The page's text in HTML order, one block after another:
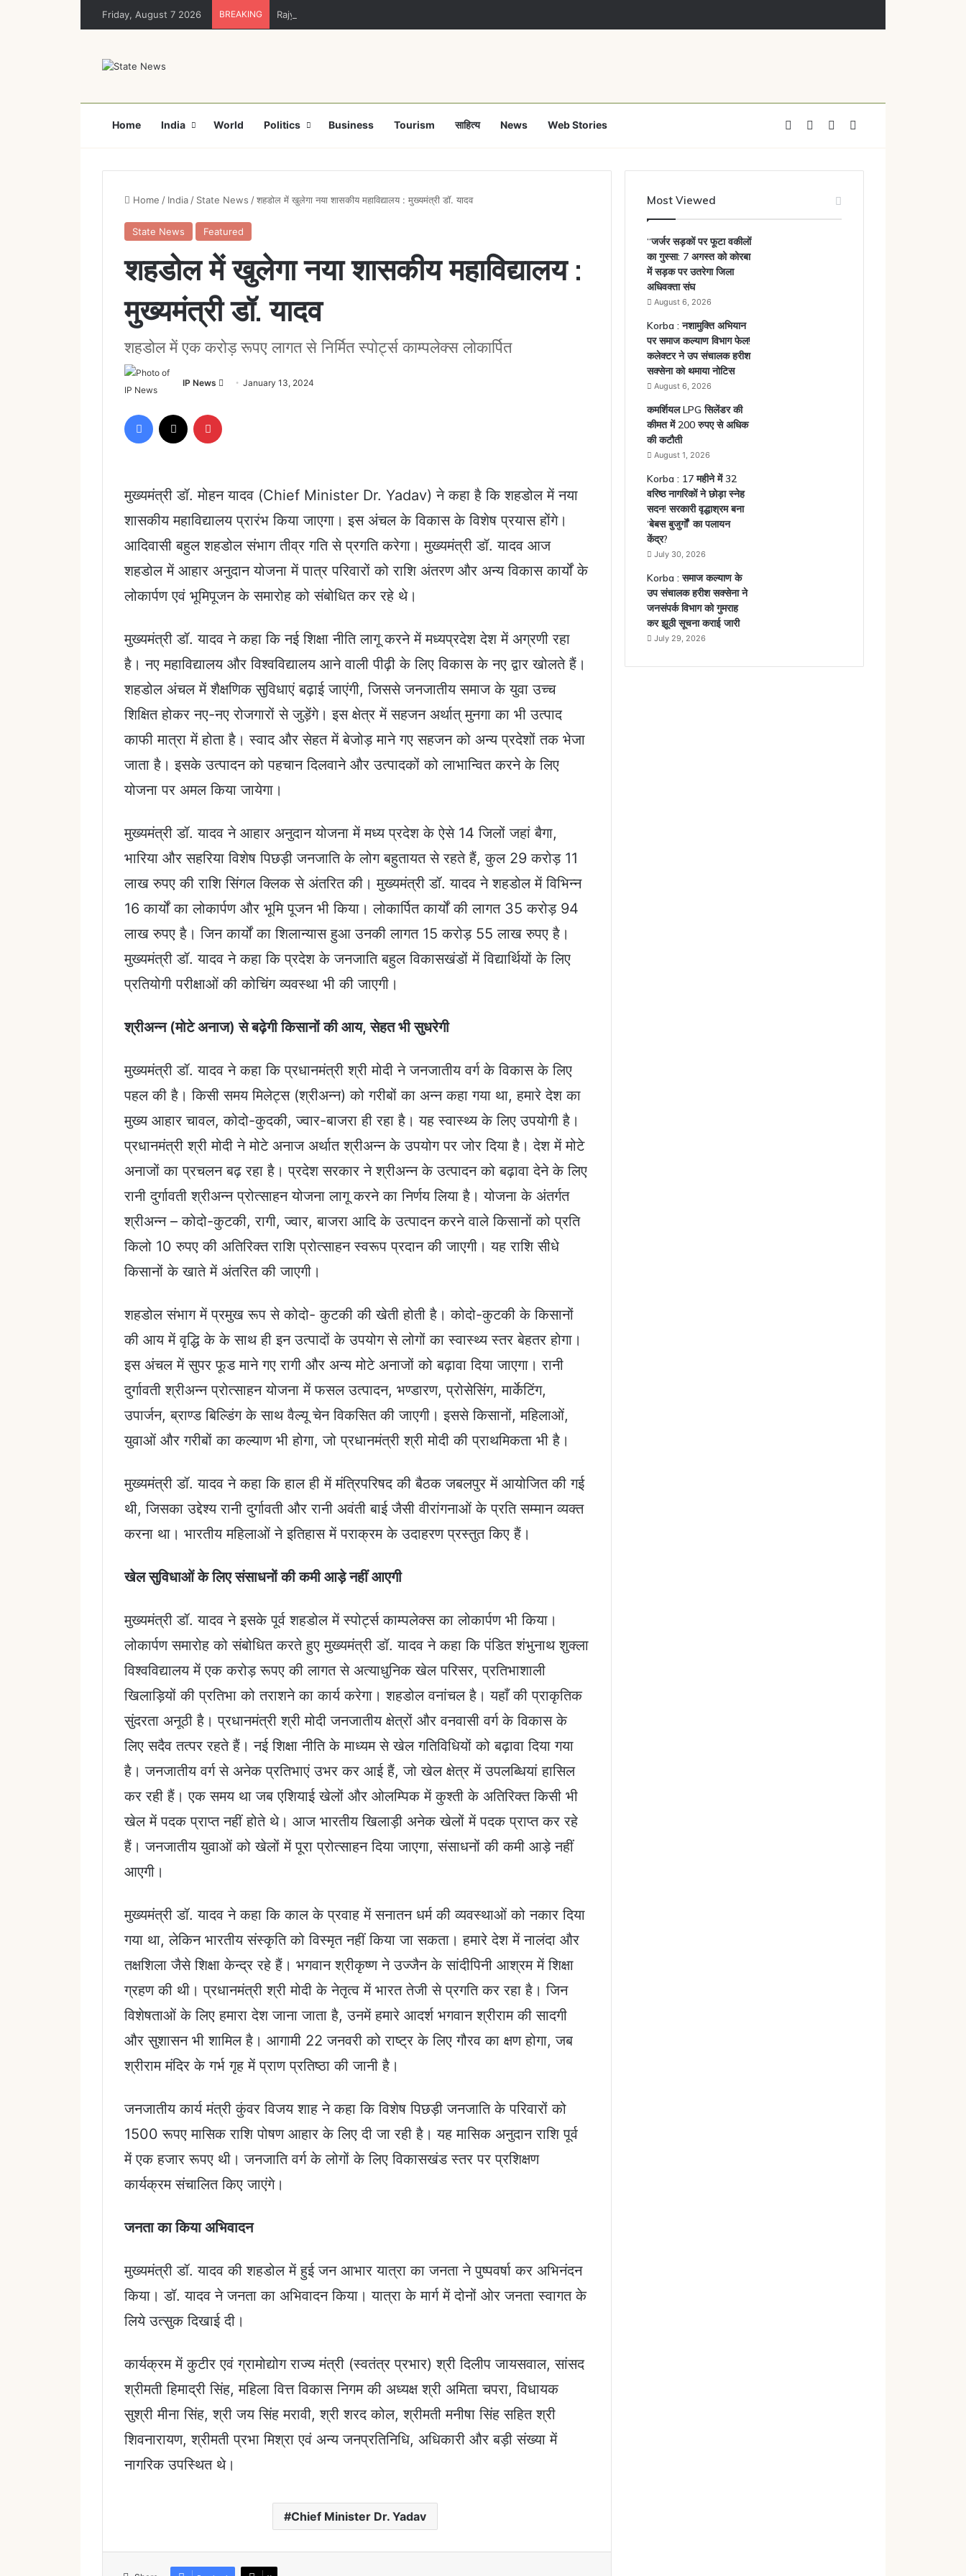
Friday, August 7 2026 BREAKING Rajya Sabha clears Appropriation Bill for expenditure of ₹54,067 crore
Home India World Politics Business Tourism साहित्य News Web Stories Facebook YouTube
Home / India / State News /शहडोल में खुलेगा नया शासकीय महाविद्यालय : मुख्यमंत्री डॉ. यादव
State News Featured
शहडोल में खुलेगा नया शासकीय महाविद्यालय :
मुख्यमंत्री डॉ. यादव
शहडोल में एक करोड़ रूपए लागत से निर्मित स्पोर्ट्स काम्पलेक्स लोकार्पित
IP News January 13, 2024
Facebook
मुख्यमंत्री डॉ. मोहन यादव (Chief Minister Dr. Yadav) ने कहा है कि शहडोल में नया
शासकीय महाविद्यालय प्रारंभ किया जाएगा। इस अंचल के विकास के विशेष प्रयास होंगे।
आदिवासी बहुल शहडोल संभाग तीव्र गति से प्रगति करेगा। मुख्यमंत्री डॉ. यादव आज
शहडोल में आहार अनुदान योजना में पात्र परिवारों को राशि अंतरण और अन्य विकास कार्यों के
लोकार्पण एवं भूमिपूजन के समारोह को संबोधित कर रहे थे।
मुख्यमंत्री डॉ. यादव ने कहा कि नई शिक्षा नीति लागू करने में मध्यप्रदेश देश में अग्रणी रहा
है। नए महाविद्यालय और विश्वविद्यालय आने वाली पीढ़ी के लिए विकास के नए द्वार खोलते हैं।
शहडोल अंचल में शैक्षणिक सुविधाएं बढ़ाई जाएंगी, जिससे जनजातीय समाज के युवा उच्च
शिक्षित होकर नए-नए रोजगारों से जुड़ेंगे। इस क्षेत्र में सहजन अर्थात् मुनगा का भी उत्पाद
काफी मात्रा में होता है। स्वाद और सेहत में बेजोड़ माने गए सहजन को अन्य प्रदेशों तक भेजा
जाता है। इसके उत्पादन को पहचान दिलवाने और उत्पादकों को लाभान्वित करने के लिए
योजना पर अमल किया जायेगा।
मुख्यमंत्री डॉ. यादव ने आहार अनुदान योजना में मध्य प्रदेश के ऐसे 14 जिलों जहां बैगा,
भारिया और सहरिया विशेष पिछड़ी जनजाति के लोग बहुतायत से रहते हैं, कुल 29 करोड़ 11
लाख रुपए की राशि सिंगल क्लिक से अंतरित की। मुख्यमंत्री डॉ. यादव ने शहडोल में विभिन्न
16 कार्यों का लोकार्पण और भूमि पूजन भी किया। लोकार्पित कार्यों की लागत 35 करोड़ 94
लाख रुपए है। जिन कार्यों का शिलान्यास हुआ उनकी लागत 15 करोड़ 55 लाख रुपए है।
मुख्यमंत्री डॉ. यादव ने कहा कि प्रदेश के जनजाति बहुल विकासखंडों में विद्यार्थियों के लिए
प्रतियोगी परीक्षाओं की कोचिंग व्यवस्था भी की जाएगी।
श्रीअन्न (मोटे अनाज) से बढ़ेगी किसानों की आय, सेहत भी सुधरेगी
मुख्यमंत्री डॉ. यादव ने कहा कि प्रधानमंत्री श्री मोदी ने जनजातीय वर्ग के विकास के लिए
पहल की है। किसी समय मिलेट्स (श्रीअन्न) को गरीबों का अन्न कहा गया था, हमारे देश का
मुख्य आहार चावल, कोदो-कुदकी, ज्वार-बाजरा ही रहा है। यह स्वास्थ्य के लिए उपयोगी है।
प्रधानमंत्री श्री मोदी ने मोटे अनाज अर्थात श्रीअन्न के उपयोग पर जोर दिया है। देश में मोटे
अनाजों का प्रचलन बढ़ रहा है। प्रदेश सरकार ने श्रीअन्न के उत्पादन को बढ़ावा देने के लिए
रानी दुर्गावती श्रीअन्न प्रोत्साहन योजना लागू करने का निर्णय लिया है। योजना के अंतर्गत
श्रीअन्न – कोदो-कुटकी, रागी, ज्वार, बाजरा आदि के उत्पादन करने वाले किसानों को प्रति
किलो 10 रुपए की अतिरिक्त राशि प्रोत्साहन स्वरूप प्रदान की जाएगी। यह राशि सीधे
किसानों के खाते में अंतरित की जाएगी।
शहडोल संभाग में प्रमुख रूप से कोदो- कुटकी की खेती होती है। कोदो-कुटकी के किसानों
की आय में वृद्धि के के साथ ही इन उत्पादों के उपयोग से लोगों का स्वास्थ्य स्तर बेहतर होगा।
इस अंचल में सुपर फूड माने गए रागी और अन्य मोटे अनाजों को बढ़ावा दिया जाएगा। रानी
दुर्गावती श्रीअन्न प्रोत्साहन योजना में फसल उत्पादन, भण्डारण, प्रोसेसिंग, मार्केटिंग,
उपार्जन, ब्राण्ड बिल्डिंग के साथ वैल्यू चेन विकसित की जाएगी। इससे किसानों, महिलाओं,
युवाओं और गरीबों का कल्याण भी होगा, जो प्रधानमंत्री श्री मोदी की प्राथमिकता भी है।
मुख्यमंत्री डॉ. यादव ने कहा कि हाल ही में मंत्रिपरिषद की बैठक जबलपुर में आयोजित की गई
थी, जिसका उद्देश्य रानी दुर्गावती और रानी अवंती बाई जैसी वीरांगनाओं के प्रति सम्मान व्यक्त
करना था। भारतीय महिलाओं ने इतिहास में पराक्रम के उदाहरण प्रस्तुत किए हैं।
खेल सुविधाओं के लिए संसाधनों की कमी आड़े नहीं आएगी
मुख्यमंत्री डॉ. यादव ने इसके पूर्व शहडोल में स्पोर्ट्स काम्पलेक्स का लोकार्पण भी किया।
लोकार्पण समारोह को संबोधित करते हुए मुख्यमंत्री डॉ. यादव ने कहा कि पंडित शंभुनाथ शुक्ला
विश्वविद्यालय में एक करोड़ रूपए की लागत से अत्याधुनिक खेल परिसर, प्रतिभाशाली
खिलाड़ियों की प्रतिभा को तराशने का कार्य करेगा। शहडोल वनांचल है। यहाँ की प्राकृतिक
सुंदरता अनूठी है। प्रधानमंत्री श्री मोदी जनजातीय क्षेत्रों और वनवासी वर्ग के विकास के
लिए सदैव तत्पर रहते हैं। नई शिक्षा नीति के माध्यम से खेल गतिविधियों को बढ़ावा दिया गया
है। जनजातीय वर्ग से अनेक प्रतिभाएं उभर कर आई हैं, जो खेल क्षेत्र में उपलब्धियां हासिल
कर रही हैं। एक समय था जब एशियाई खेलों और ओलम्पिक में कुश्ती के अतिरिक्त किसी भी
खेल में पदक प्राप्त नहीं होते थे। आज भारतीय खिलाड़ी अनेक खेलों में पदक प्राप्त कर रहे
हैं। जनजातीय युवाओं को खेलों में पूरा प्रोत्साहन दिया जाएगा, संसाधनों की कमी आड़े नहीं
आएगी।
मुख्यमंत्री डॉ. यादव ने कहा कि काल के प्रवाह में सनातन धर्म की व्यवस्थाओं को नकार दिया
गया था, लेकिन भारतीय संस्कृति को विस्मृत नहीं किया जा सकता। हमारे देश में नालंदा और
तक्षशिला जैसे शिक्षा केन्द्र रहे हैं। भगवान श्रीकृष्ण ने उज्जैन के सांदीपिनी आश्रम में शिक्षा
ग्रहण की थी। प्रधानमंत्री श्री मोदी के नेतृत्व में भारत तेजी से प्रगति कर रहा है। जिन
विशेषताओं के लिए हमारा देश जाना जाता है, उनमें हमारे आदर्श भगवान श्रीराम की सादगी
और सुशासन भी शामिल है। आगामी 22 जनवरी को राष्ट्र के लिए गौरव का क्षण होगा, जब
श्रीराम मंदिर के गर्भ गृह में प्राण प्रतिष्ठा की जानी है।
जनजातीय कार्य मंत्री कुंवर विजय शाह ने कहा कि विशेष पिछड़ी जनजाति के परिवारों को
1500 रूपए मासिक राशि पोषण आहार के लिए दी जा रही है। यह मासिक अनुदान राशि पूर्व
में एक हजार रूपए थी। जनजाति वर्ग के लोगों के लिए विकासखंड स्तर पर प्रशिक्षण
कार्यक्रम संचालित किए जाएंगे।
जनता का किया अभिवादन
मुख्यमंत्री डॉ. यादव की शहडोल में हुई जन आभार यात्रा का जनता ने पुष्पवर्षा कर अभिनंदन
किया। डॉ. यादव ने जनता का अभिवादन किया। यात्रा के मार्ग में दोनों ओर जनता स्वागत के
लिये उत्सुक दिखाई दी।
कार्यक्रम में कुटीर एवं ग्रामोद्योग राज्य मंत्री (स्वतंत्र प्रभार) श्री दिलीप जायसवाल, सांसद
श्रीमती हिमाद्री सिंह, महिला वित्त विकास निगम की अध्यक्ष श्री अमिता चपरा, विधायक
सुश्री मीना सिंह, श्री जय सिंह मरावी, श्री शरद कोल, श्रीमती मनीषा सिंह सहित श्री
शिवनारायण, श्रीमती प्रभा मिश्रा एवं अन्य जनप्रतिनिधि, अधिकारी और बड़ी संख्या में
नागरिक उपस्थित थे।
Chief Minister Dr. Yadav
Most Viewed
“जर्जर सड़कों पर फूटा वकीलों
का गुस्सा: 7 अगस्त को कोरबा
में सड़क पर उतरेगा जिला
अधिवक्ता संघ
August 6, 2026
Korba : नशामुक्ति अभियान
पर समाज कल्याण विभाग फेल!
कलेक्टर ने उप संचालक हरीश
सक्सेना को थमाया नोटिस
August 6, 2026
कमर्शियल LPG सिलेंडर की
कीमत में 200 रुपए से अधिक
की कटौती
August 1, 2026
Korba : 17 महीने में 32
वरिष्ठ नागरिकों ने छोड़ा स्नेह
सदन! सरकारी वृद्धाश्रम बना
‘बेबस बुजुर्गों’ का पलायन
केंद्र?
July 30, 2026
Korba : समाज कल्याण के
उप संचालक हरीश सक्सेना ने
जनसंपर्क विभाग को गुमराह
कर झूठी सूचना कराई जारी
July 29, 2026